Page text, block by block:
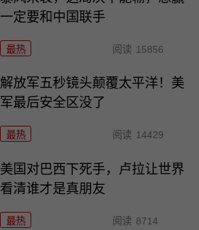
一定要和中国联手
最热 阅读 15856
解放军五秒镜头颠覆太平洋！美
军最后安全区没了
最热 阅读 14429
美国对巴西下死手，卢拉让世界
看清谁才是真朋友
最热 阅读 8714